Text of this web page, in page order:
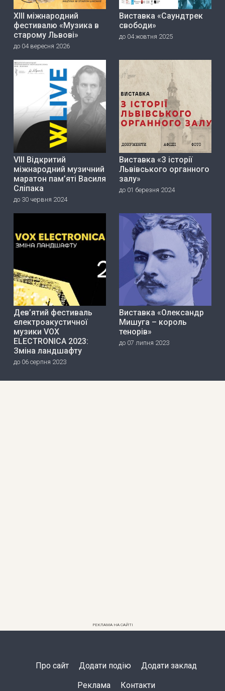
ХІІІ міжнародний
фестивалю «Музика в
старому Львові»
до 04 вересня 2026
Виставка «Саундтрек
свободи»
до 04 жовтня 2025
VIII Відкритий
міжнародний музичний
маратон пам’яті Василя
Сліпака
до 30 червня 2024
Виставка «З історії
Львівського органного
залу»
до 01 березня 2024
Дев’ятий фестиваль
електроакустичної
музики VOX
ELECTRONICA 2023:
Зміна ландшафту
до 06 серпня 2023
Виставка «Олександр
Мишуга – король
тенорів»
до 07 липня 2023
РЕКЛАМА НА САЙТІ
Про сайт Додати подію Додати заклад
Реклама Контакти